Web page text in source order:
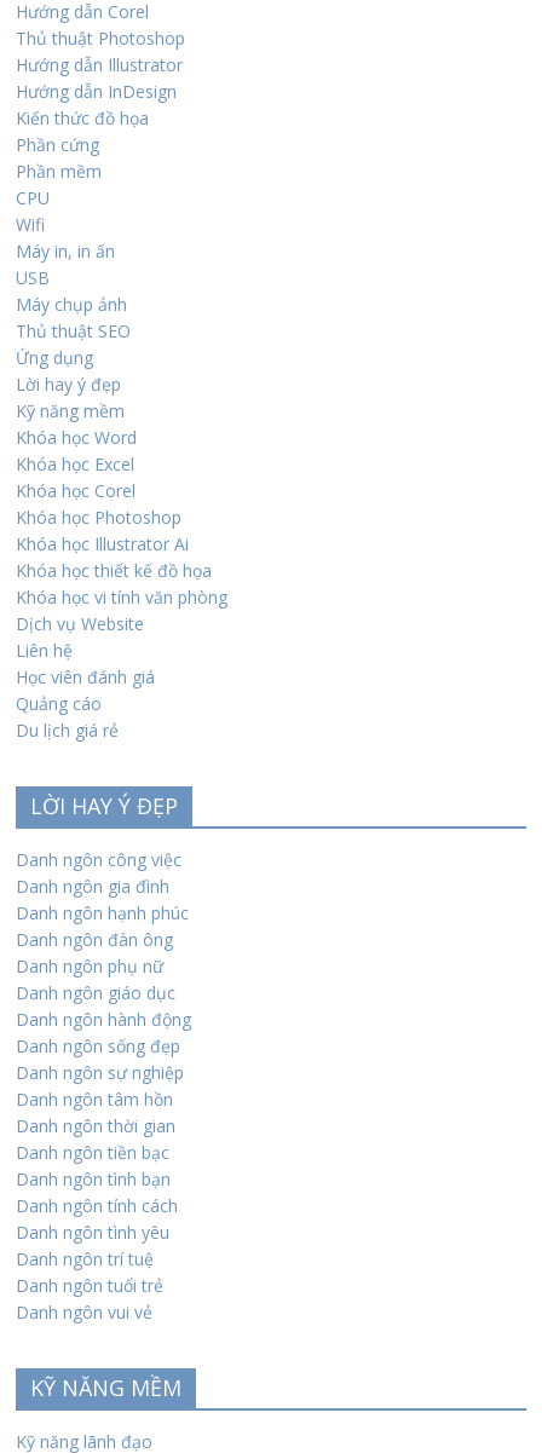
Hướng dẫn Corel
Thủ thuật Photoshop
Hướng dẫn Illustrator
Hướng dẫn InDesign
Kiến thức đồ họa
Phần cứng
Phần mềm
CPU
Wifi
Máy in, in ấn
USB
Máy chụp ảnh
Thủ thuật SEO
Ứng dụng
Lời hay ý đẹp
Kỹ năng mềm
Khóa học Word
Khóa học Excel
Khóa học Corel
Khóa học Photoshop
Khóa học Illustrator Ai
Khóa học thiết kế đồ họa
Khóa học vi tính văn phòng
Dịch vụ Website
Liên hệ
Học viên đánh giá
Quảng cáo
Du lịch giá rẻ
LỜI HAY Ý ĐẸP
Danh ngôn công việc
Danh ngôn gia đình
Danh ngôn hạnh phúc
Danh ngôn đàn ông
Danh ngôn phụ nữ
Danh ngôn giáo dục
Danh ngôn hành động
Danh ngôn sống đẹp
Danh ngôn sự nghiệp
Danh ngôn tâm hồn
Danh ngôn thời gian
Danh ngôn tiền bạc
Danh ngôn tình bạn
Danh ngôn tính cách
Danh ngôn tình yêu
Danh ngôn trí tuệ
Danh ngôn tuổi trẻ
Danh ngôn vui vẻ
KỸ NĂNG MỀM
Kỹ năng lãnh đạo